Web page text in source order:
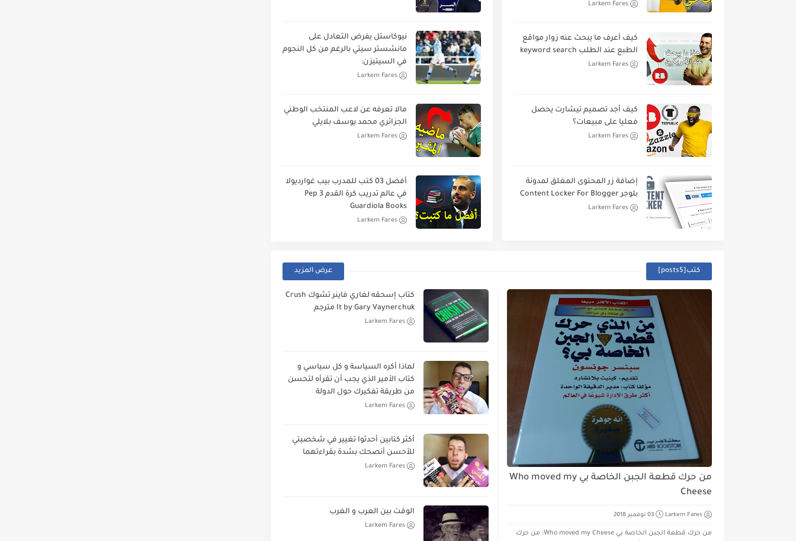
Larkem Fares
كيف أعرف ما يبحث عنه زوار مواقع
الطبع عند الطلب keyword search
Larkem Fares
كيف أجد تصميم تيشارت يحصل
فعليا على مبيعات؟
Larkem Fares
إضافة زر المحتوى المغلق لمدونة
بلوجر Content Locker For Blogger
Larkem Fares
نيوكاستل يفرض التعادل على
مانشستر سيتي بالرغم من كل النجوم
في السيتيزن:
Larkem Fares
مالا تعرفه عن لاعب المنتخب الوطني
الجزائري محمد يوسف بلايلي
Larkem Fares
أفضل 03 كتب للمدرب بيب غوارديولا
في عالم تدريب كرة القدم 3 Pep
Guardiola Books
Larkem Fares
كتب[posts5] عرض المزيد
من حرك قطعة الجبن الخاصة بي Who moved my
Cheese
Larkem Fares 03 نوفمبر 2018
من حرك قطعة الجبن الخاصة بي Who moved my Cheese: من حرك
كتاب إسحقه لغاري فاينر تشوك Crush
It by Gary Vaynerchuk مترجم
Larkem Fares
لماذا أكره السياسة و كل سياسي و
كتاب الأمير الذي يجب أن تقرأه لتحسن
من طريقة تفكيرك حول الدولة
Larkem Fares
أكثر كتابين أحدثوا تغيير في شخصيتي
للأحسن أنصحك بشدة بقراءتهما
Larkem Fares
الوقت بين العرب و الغرب
Larkem Fares